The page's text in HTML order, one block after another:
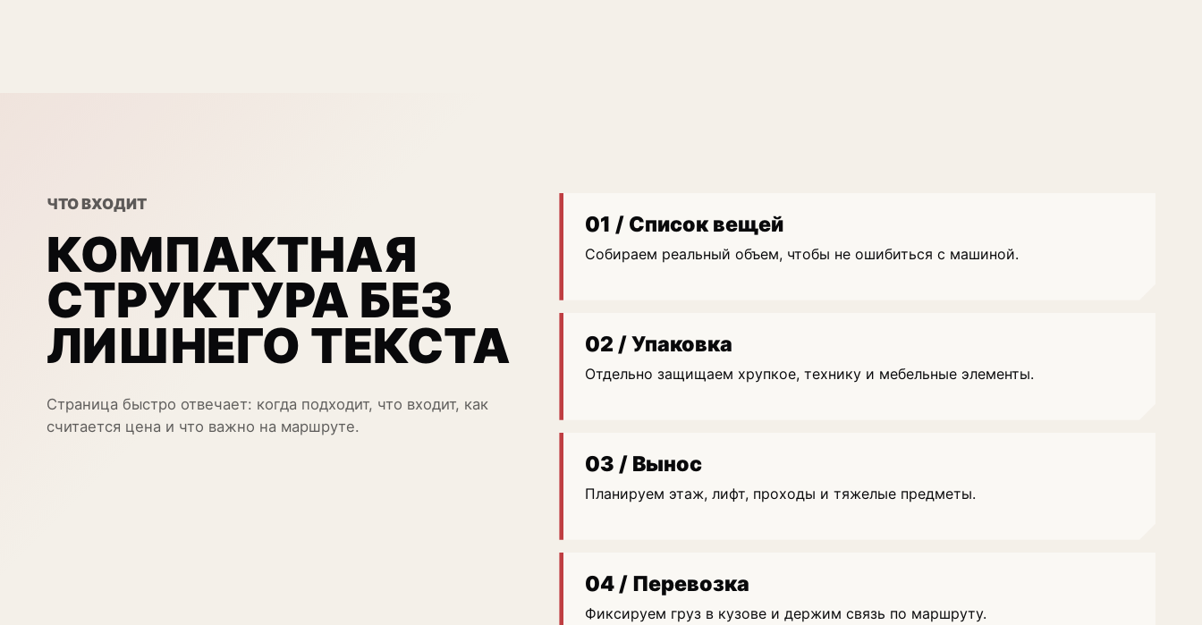
ЧТО ВХОДИТ
КОМПАКТНАЯ
СТРУКТУРА БЕЗ
ЛИШНЕГО ТЕКСТА
Страница быстро отвечает: когда подходит, что входит, как
считается цена и что важно на маршруте.
01 / Список вещей
Собираем реальный объем, чтобы не ошибиться с машиной.
02 / Упаковка
Отдельно защищаем хрупкое, технику и мебельные элементы.
03 / Вынос
Планируем этаж, лифт, проходы и тяжелые предметы.
04 / Перевозка
Фиксируем груз в кузове и держим связь по маршруту.